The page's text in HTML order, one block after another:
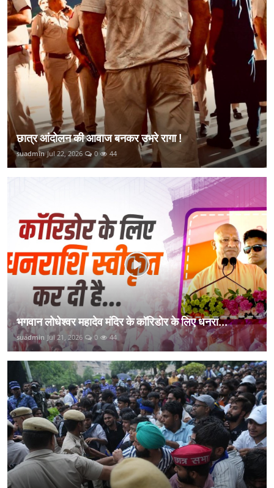
छात्र आंदोलन की आवाज बनकर उभरे रागा !
suadmin Jul 22, 2026 0 44
भगवान लोधेश्वर महादेव मंदिर के कॉरिडोर के लिए धनरा...
suadmin Jul 21, 2026 0 44